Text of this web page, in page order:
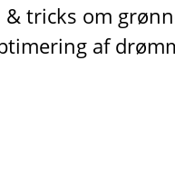
& tricks om
af